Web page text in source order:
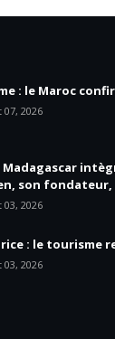
: le Maroc
07, 2026
Madagascar
son fondateur,
03, 2026
: le tourisme
03, 2026